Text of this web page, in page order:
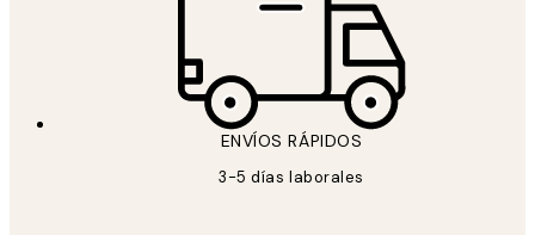
ENVÍOS RÁPIDOS
3-5 días laborales